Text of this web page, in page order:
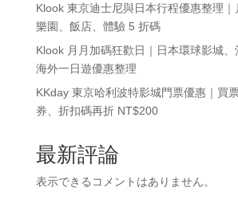
Klook 東京迪士尼與日本行程優惠整理｜
樂園、飯店、體驗 5 折碼
Klook 月月加碼狂歡日｜日本環球影城
海外一日遊優惠整理
KKday 東京哈利波特影城門票優惠｜買
券、折扣碼再折 NT$200
最新評論
表示できるコメントはありません。